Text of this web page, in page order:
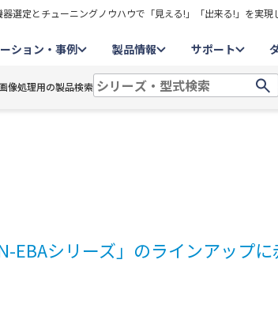
定とチューニングノウハウで「見える!」「出来る!」を実現
ション・事例 製品情報 サポート
像処理用の製品検索
EBAシリーズ」のラインアップに